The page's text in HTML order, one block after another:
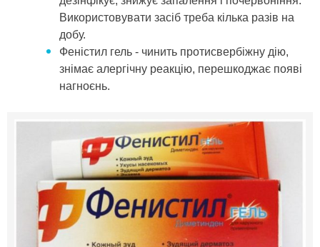
Використовувати засіб треба кілька разів на
добу.
Феністил гель - чинить протисвербіжну дію,
знімає алергічну реакцію, перешкоджає появі
нагноєнь.